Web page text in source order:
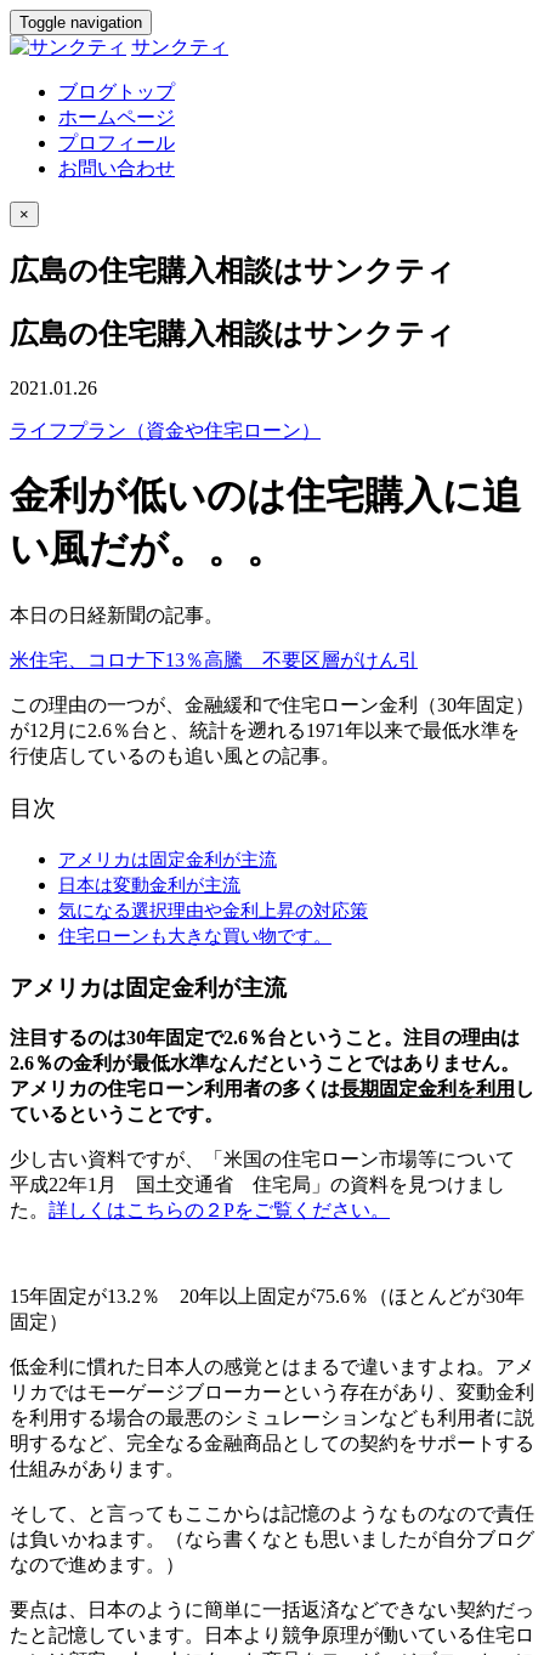
Toggle navigation
サンクティ
ブログトップ
ホームページ
プロフィール
お問い合わせ
×
広島の住宅購入相談はサンクティ
広島の住宅購入相談はサンクティ
2021.01.26
ライフプラン（資金や住宅ローン）
金利が低いのは住宅購入に追
い風だが。。。
本日の日経新聞の記事。
米住宅、コロナ下13％高騰 不要区層がけん引
この理由の一つが、金融緩和で住宅ローン金利（30年固定）
が12月に2.6％台と、統計を遡れる1971年以来で最低水準を
行使店しているのも追い風との記事。
目次
アメリカは固定金利が主流
日本は変動金利が主流
気になる選択理由や金利上昇の対応策
住宅ローンも大きな買い物です。
アメリカは固定金利が主流
注目するのは30年固定で2.6％台ということ。注目の理由は
2.6％の金利が最低水準なんだということではありません。
アメリカの住宅ローン利用者の多くは長期固定金利を利用 し
ているということです。
少し古い資料ですが、「米国の住宅ローン市場等について
平成22年1月 国土交通省 住宅局」の資料を見つけまし
た。 詳しくはこちらの２Pをご覧ください。
15年固定が13.2％ 20年以上固定が75.6％（ほとんどが30年
固定）
低金利に慣れた日本人の感覚とはまるで違いますよね。アメ
リカではモーゲージブローカーという存在があり、変動金利
を利用する場合の最悪のシミュレーションなども利用者に説
明するなど、完全なる金融商品としての契約をサポートする
仕組みがあります。
そして、と言ってもここからは記憶のようなものなので責任
は負いかねます。（なら書くなとも思いましたが自分ブログ
なので進めます。）
要点は、日本のように簡単に一括返済などできない契約だっ
たと記憶しています。日本より競争原理が働いている住宅ロ